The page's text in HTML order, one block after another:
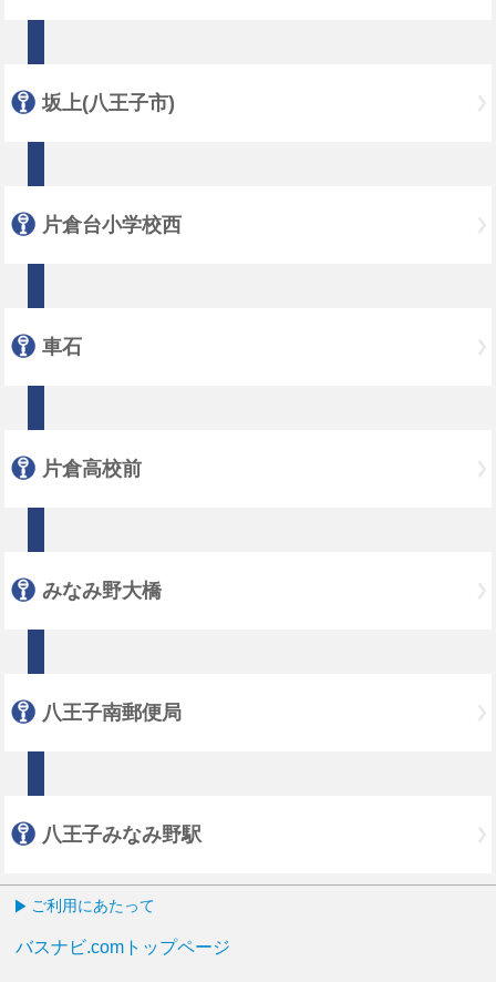
坂上(八王子市)
片倉台小学校西
車石
片倉高校前
みなみ野大橋
八王子南郵便局
八王子みなみ野駅
ご利用にあたって
バスナビ.comトップページ